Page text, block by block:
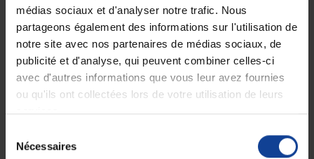
médias sociaux et d'analyser notre trafic. Nous
partageons également des informations sur l'utilisation de
notre site avec nos partenaires de médias sociaux, de
publicité et d'analyse, qui peuvent combiner celles-ci
avec d'autres informations que vous leur avez fournies
ou qu'ils ont collectées lors de votre utilisation de leurs
services.
Nécessaires
Embase canne
1,90 €
Appui Opti Confort NOIR